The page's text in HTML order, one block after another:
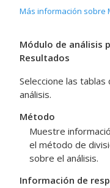
Más información sobre
Módulo de análisis
Resultados
Seleccione las
análisis.
Método
Muestre
el método de
sobre el análisis.
Información de